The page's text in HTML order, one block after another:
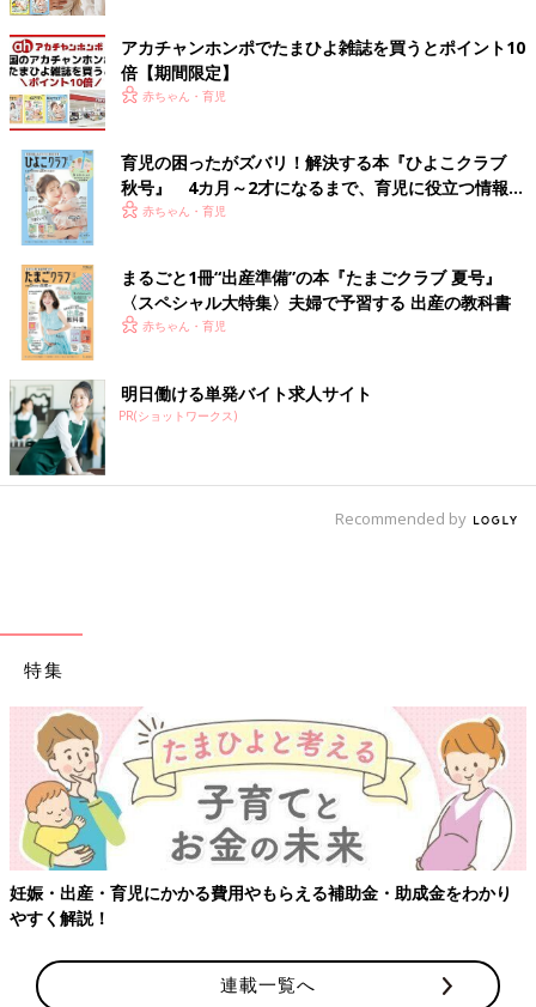
出典：Instagramアカウント「hoku2_oimo」
hoku2_oimoさんは「ミッフィー UT」を購入。こちらはバック
プリントで、ミッフィーちゃんがたくさん描かれているデザイン
です。ちょっぴり大きめサイズを選んだそうで、レギンスをはい
てワンピース風に着る予定なんだとか。可愛らしい雰囲気にする
こなすなら、グレーや深みのあるネイビーのレギンスもおすすめ
の相性が◎「ポケモン UT」
アカチャンホンポでたまひよ雑誌を買うとポイント10
倍【期間限定】
赤ちゃん・育児
育児の困ったがズバリ！解決する本『ひよこクラブ
秋号』 4カ月～2才になるまで、育児に役立つ情報が
いっぱい！
赤ちゃん・育児
まるごと1冊“出産準備”の本『たまごクラブ 夏号』
〈スペシャル大特集〉夫婦で予習する 出産の教科書
赤ちゃん・育児
明日働ける単発バイト求人サイト
PR(ショットワークス)
Recommended by
特集
妊娠・出産・育児にかかる費用やもらえる補助金・助成金をわかり
やすく解説！
連載一覧へ